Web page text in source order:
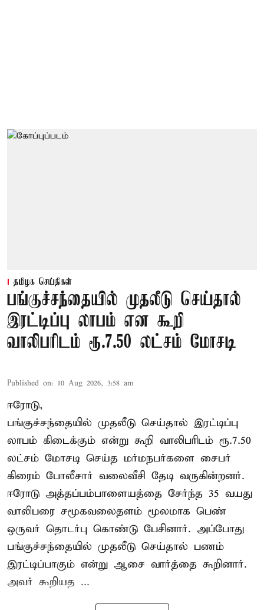
தமிழக செய்திகள்
பங்குச்சந்தையில் முதலீடு செய்தால்
இரட்டிப்பு லாபம் என கூறி
வாலிபரிடம் ரூ.7.50 லட்சம் மோசடி
Published on: 10 Aug 2026, 3:58 am
ஈரோடு,
பங்குச்சந்தையில் முதலீடு செய்தால் இரட்டிப்பு
லாபம் கிடைக்கும் என்று கூறி வாலிபரிடம் ரூ.7.50
லட்சம் மோசடி செய்த மர்மநபர்களை சைபர்
கிரைம் போலீசார் வலைவீசி தேடி வருகின்றனர்.
ஈரோடு அத்தப்பம்பாளையத்தை சேர்ந்த 35 வயது
வாலிபரை சமூகவலைதளம் மூலமாக பெண்
ஒருவர் தொடர்பு கொண்டு பேசினார். அப்போது
பங்குச்சந்தையில் முதலீடு செய்தால் பணம்
இரட்டிப்பாகும் என்று ஆசை வார்த்தை கூறினார்.
அவர் கூறியத ...